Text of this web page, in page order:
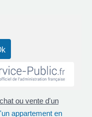
ou vente d'un
appartement en